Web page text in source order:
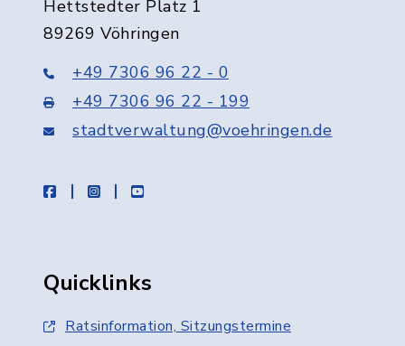
Hettstedter Platz 1
89269 Vöhringen
+49 7306 96 22 - 0
+49 7306 96 22 - 199
stadtverwaltung@voehringen.de
facebookinstagramyoutube
Quicklinks
Ratsinformation, Sitzungstermine